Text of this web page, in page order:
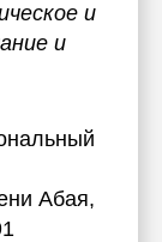
и
и
Абая,